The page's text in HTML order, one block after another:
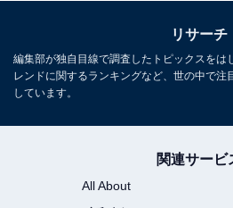
リサーチ
編集部が独自目線で調査したトピックスをは
レンドに関するランキングなど、世の中で注
しています。
関連サービ
All About